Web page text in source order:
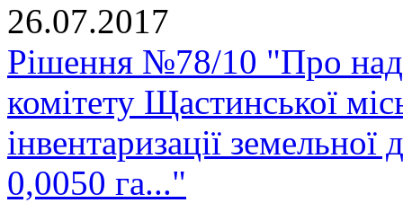
26.07.2017
Рішення №78/10 "Про
комітету Щастинської
інвентаризації
0,0050 га..."